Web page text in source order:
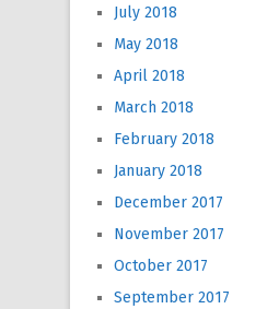
July 2018
May 2018
April 2018
March 2018
February 2018
January 2018
December 2017
November 2017
October 2017
September 2017